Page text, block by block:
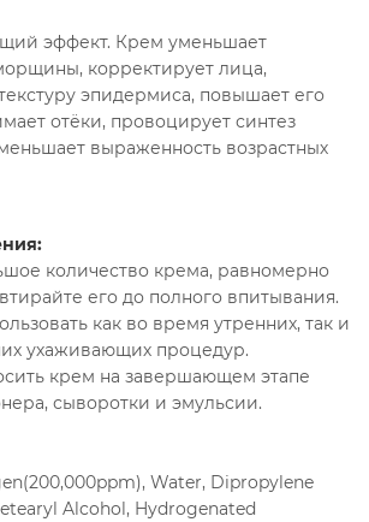
эффект. Крем уменьшает
корректирует лица,
эпидермиса, повышает его
отёки, провоцирует синтез
выраженность возрастных
количество крема, равномерно
его до полного впитывания.
как во время утренних, так и
ухаживающих процедур.
крем на завершающем этапе
сыворотки и эмульсии.
Water, Dipropylene
Alcohol, Hydrogenated